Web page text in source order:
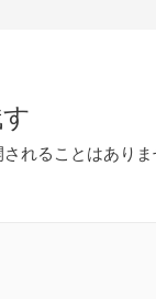
れることはありま